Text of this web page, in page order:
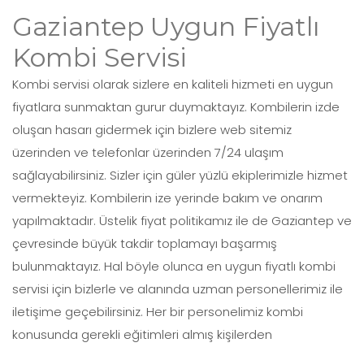
Gaziantep Uygun Fiyatlı
Kombi Servisi
Kombi servisi olarak sizlere en kaliteli hizmeti en uygun
fiyatlara sunmaktan gurur duymaktayız. Kombilerin izde
oluşan hasarı gidermek için bizlere web sitemiz
üzerinden ve telefonlar üzerinden 7/24 ulaşım
sağlayabilirsiniz. Sizler için güler yüzlü ekiplerimizle hizmet
vermekteyiz. Kombilerin ize yerinde bakım ve onarım
yapılmaktadır. Üstelik fiyat politikamız ile de Gaziantep ve
çevresinde büyük takdir toplamayı başarmış
bulunmaktayız. Hal böyle olunca en uygun fiyatlı kombi
servisi için bizlerle ve alanında uzman personellerimiz ile
iletişime geçebilirsiniz. Her bir personelimiz kombi
konusunda gerekli eğitimleri almış kişilerden